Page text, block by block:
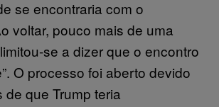
se encontraria com o
voltar, pouco mais de uma
se a dizer que o encontro
O processo foi aberto devido
que Trump teria